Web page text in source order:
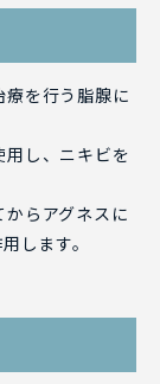
を行う脂腺に
し、ニキビを
らアグネスに
します。